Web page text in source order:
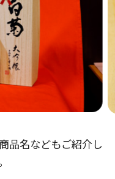
品名などもご紹介し